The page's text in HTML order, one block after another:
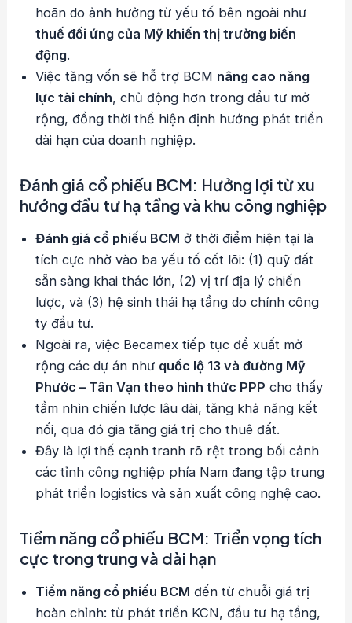
hoãn do ảnh hưởng từ yếu tố bên ngoài như
thuế đối ứng của Mỹ khiến thị trường biến
động.
Việc tăng vốn sẽ hỗ trợ BCM nâng cao năng
lực tài chính, chủ động hơn trong đầu tư mở
rộng, đồng thời thể hiện định hướng phát triển
dài hạn của doanh nghiệp.
Đánh giá cổ phiếu BCM: Hưởng lợi từ xu
hướng đầu tư hạ tầng và khu công nghiệp
Đánh giá cổ phiếu BCM ở thời điểm hiện tại là
tích cực nhờ vào ba yếu tố cốt lõi: (1) quỹ đất
sẵn sàng khai thác lớn, (2) vị trí địa lý chiến
lược, và (3) hệ sinh thái hạ tầng do chính công
ty đầu tư.
Ngoài ra, việc Becamex tiếp tục đề xuất mở
rộng các dự án như quốc lộ 13 và đường Mỹ
Phước – Tân Vạn theo hình thức PPP cho thấy
tầm nhìn chiến lược lâu dài, tăng khả năng kết
nối, qua đó gia tăng giá trị cho thuê đất.
Đây là lợi thế cạnh tranh rõ rệt trong bối cảnh
các tỉnh công nghiệp phía Nam đang tập trung
phát triển logistics và sản xuất công nghệ cao.
Tiềm năng cổ phiếu BCM: Triển vọng tích
cực trong trung và dài hạn
Tiềm năng cổ phiếu BCM đến từ chuỗi giá trị
hoàn chỉnh: từ phát triển KCN, đầu tư hạ tầng,